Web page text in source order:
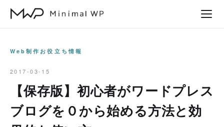
Web制作お役立ち情報
2017-03-15
【保存版】初心者がワードプレス
ブログを０から始める方法と効